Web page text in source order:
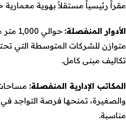
مقراً رئيسياً مستقلاً بهوية
الأدوار المنفصلة:
حوالي
متوازن للشركات المتوسطة التي
تكاليف مبنى كامل.
المكاتب الإدارية المنفصلة:
والصغيرة، تمنحها فرصة التواجد
مناسبة.